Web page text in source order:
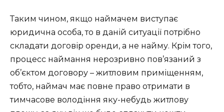
Таким чином, якщо наймачем виступає
юридична особа, то в даній ситуації потрібно
складати договір оренди, а не найму. Крім того,
процесс наймання нерозривно пов’язаний з
об’єктом договору – житловим приміщенням,
тобто, наймач має повне право отримати в
тимчасове володіння яку-небудь житлову